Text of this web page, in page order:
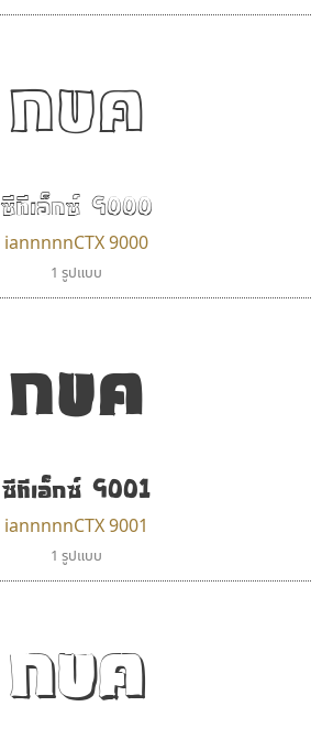
กขค
ซีทีเอ็กซ์ 9000
iannnnnCTX 9000
1 รูปแบบ
กขค
ซีทีเอ็กซ์ 9001
iannnnnCTX 9001
1 รูปแบบ
กขค